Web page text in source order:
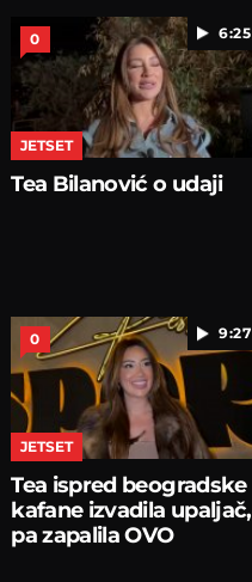
6:25
0
JETSET
Tea Bilanović o udaji
9:27
0
JETSET
Tea ispred beogradske
kafane izvadila upaljač,
pa zapalila OVO